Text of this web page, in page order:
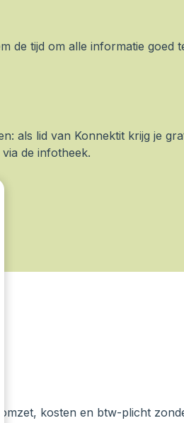
de tijd om alle informatie goed
als lid van Konnektit krijg je
de infotheek.
kosten en btw-plicht